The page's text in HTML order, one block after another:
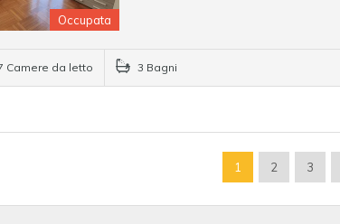
Occupata
Camere da letto 3 Bagni
1 2 3